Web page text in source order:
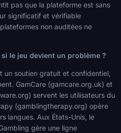
pas que la plateforme est sans
significatif et vérifiable
non auditées ne
le jeu devient un problème ?
un soutien gratuit et confidentiel,
GamCare (gamcare.org.uk) et
servent les utilisateurs du
(gamblingtherapy.org) opère
langues. Aux États-Unis, le
gère une ligne